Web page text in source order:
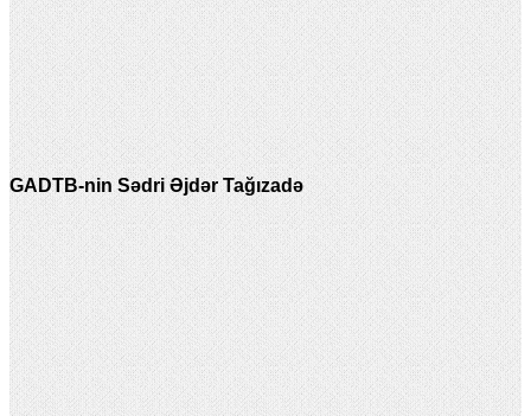
GADTB-nin Sədri Əjdər Tağızadə